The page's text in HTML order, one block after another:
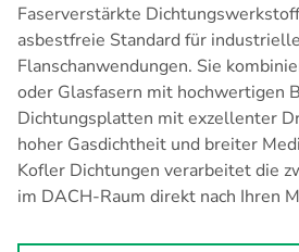
Faserverstärkte
asbestfreie Standard für industrielle
Flanschanwendungen. Sie
oder Glasfasern mit hochwertigen
Dichtungsplatten mit exzellenter
hoher Gasdichtheit und breiter
Kofler Dichtungen verarbeitet die
im DACH-Raum direkt nach Ihren